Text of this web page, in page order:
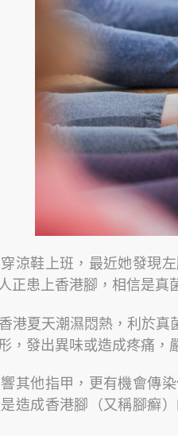
涼鞋上班，最近她發現
正患上香港腳，相信是真
港夏天潮濕悶熱，利於
，發出異味或造成疼痛，
其他指甲，更有機會傳
造成香港腳（又稱腳癬